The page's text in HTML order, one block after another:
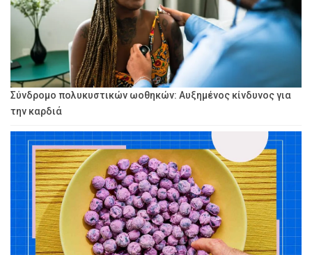
Σύνδρομο πολυκυστικών ωοθηκών: Αυξημένος κίνδυνος για
την καρδιά